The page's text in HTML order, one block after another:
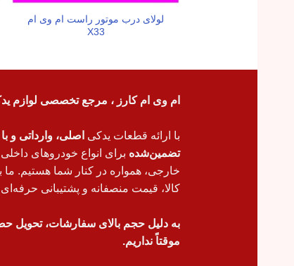
لولای درب موتور راست ام وی ام
X33
ام وی ام کارز ، مرجع تخصصی لوازم
با ارائه قطعات یدکی اصلی، وارداتی و
تضمین‌شده برای انواع خودروهای
خارجی، همواره در کنار شما هستیم. ما
کالا، قیمت منصفانه و پشتیبانی حرفه‌ای
به دلیل حجم بالای سفارشات، تحویل
موقتاً نداریم.